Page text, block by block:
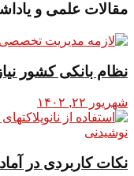
مقالات علمی و
نظام بانکی کشور
شهریور ۲۲, ۱۴۰۲
نکات کاربردی در